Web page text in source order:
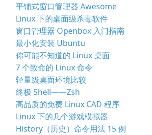
平铺式窗口管理器 Awesome
Linux 下的桌面级杀毒软件
窗口管理器 Openbox 入门指南
最小化安装 Ubuntu
你可能不知道的 Linux 桌面
7 个致命的 Linux 命令
轻量级桌面环境比较
终极 Shell——Zsh
高品质的免费 Linux CAD 程序
Linux 下的几个游戏模拟器
History（历史）命令用法 15 例